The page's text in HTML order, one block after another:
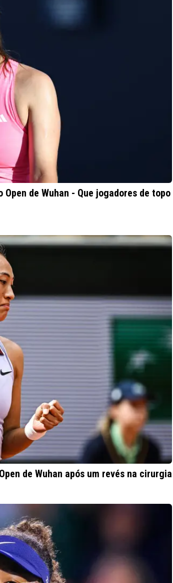
de Wuhan - Que jogadores de topo
de Wuhan após um revés na cirurgia